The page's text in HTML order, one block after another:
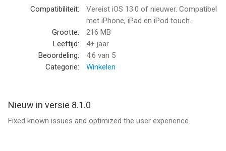
About DJI
Since its establishment in 2006, DJI has given the world
groundbreaking innovations in drones, handheld imaging,
robotics education, and much more, reshaping entire industries
and improving lives. DJI works tirelessly with partners from
across the globe to usher in an era of spatial intelligence
--
Compatibiliteit:
Vereist iOS 13.0 of nieuwer. Compatibel
met iPhone, iPad en iPod touch.
Grootte:
216 MB
Leeftijd:
4+ jaar
Beoordeling:
4.6 van 5
Categorie:
Winkelen
Nieuw in versie 8.1.0
Fixed known issues and optimized the user experience.